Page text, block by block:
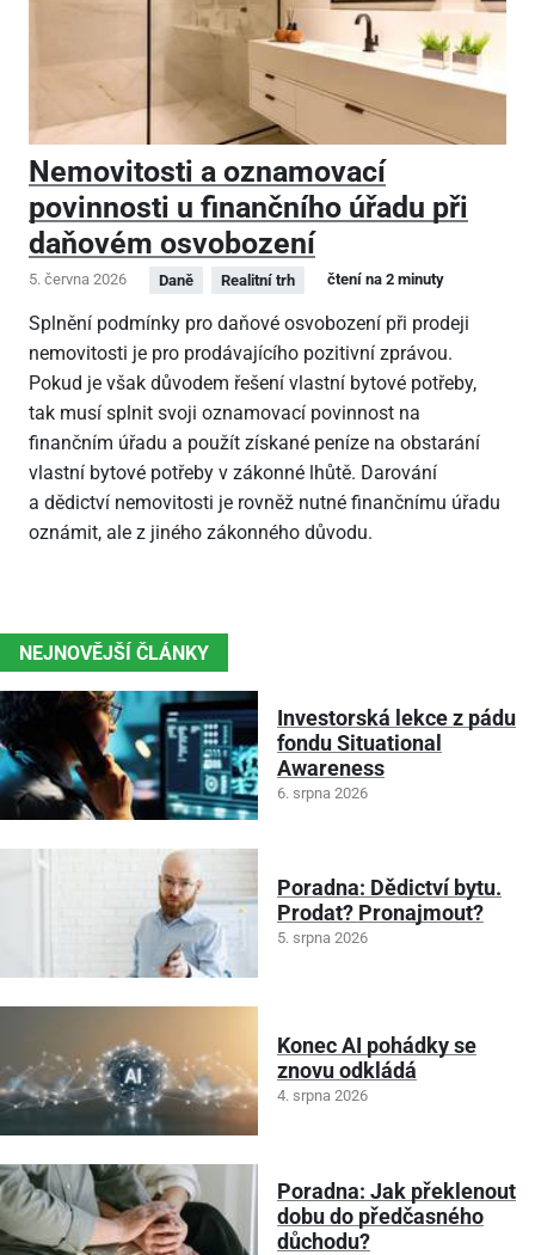
Nemovitosti a oznamovací
povinnosti u finančního úřadu při
daňovém osvobození
5. června 2026 Daně Realitní trh čtení na 2 minuty
Splnění podmínky pro daňové osvobození při prodeji
nemovitosti je pro prodávajícího pozitivní zprávou.
Pokud je však důvodem řešení vlastní bytové potřeby,
tak musí splnit svoji oznamovací povinnost na
finančním úřadu a použít získané peníze na obstarání
vlastní bytové potřeby v zákonné lhůtě. Darování
a dědictví nemovitosti je rovněž nutné finančnímu úřadu
oznámit, ale z jiného zákonného důvodu.
NEJNOVĚJŠÍ ČLÁNKY
Investorská lekce z pádu
fondu Situational
Awareness
6. srpna 2026
Poradna: Dědictví bytu.
Prodat? Pronajmout?
5. srpna 2026
Konec AI pohádky se
znovu odkládá
4. srpna 2026
Poradna: Jak překlenout
dobu do předčasného
důchodu?